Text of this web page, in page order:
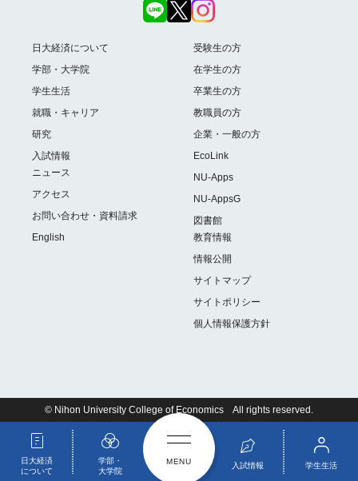
日大経済について
学部・大学院
学生生活
就職・キャリア
研究
入試情報
ニュース
アクセス
お問い合わせ・資料請求
English
受験生の方
在学生の方
卒業生の方
教職員の方
企業・一般の方
EcoLink
NU-Apps
NU-AppsG
図書館
教育情報
情報公開
サイトマップ
サイトポリシー
個人情報保護方針
© Nihon University College of Economics All rights reserved.
日大経済
について
学部・
大学院
入試情報 学生生活